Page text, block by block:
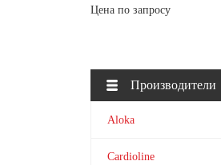
Цена по запросу
Производители
Aloka
Cardioline